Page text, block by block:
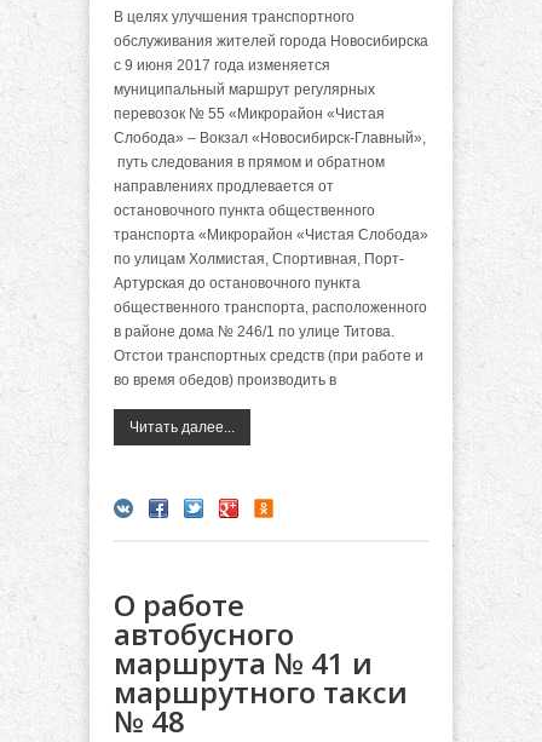
В целях улучшения транспортного
обслуживания жителей города Новосибирска
с 9 июня 2017 года изменяется
муниципальный маршрут регулярных
перевозок № 55 «Микрорайон «Чистая
Слобода» – Вокзал «Новосибирск-Главный»,
путь следования в прямом и обратном
направлениях продлевается от
остановочного пункта общественного
транспорта «Микрорайон «Чистая Слобода»
по улицам Холмистая, Спортивная, Порт-
Артурская до остановочного пункта
общественного транспорта, расположенного
в районе дома № 246/1 по улице Титова.
Отстои транспортных средств (при работе и
во время обедов) производить в
Читать далее...
О работе
автобусного
маршрута № 41 и
маршрутного такси
№ 48